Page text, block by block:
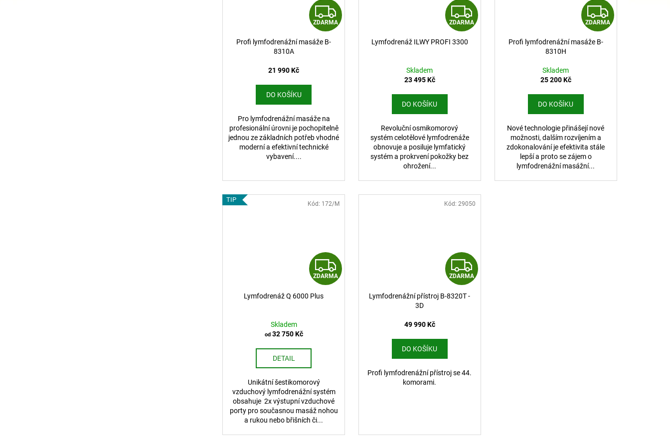
Z
D
ZDARMA
Profi lymfodrenážní masáže B-
8310A
21 990 Kč
DO KOŠÍKU
Pro lymfodrenážní masáže na
profesionální úrovni je pochopitelně
jednou ze základních potřeb vhodné
moderní a efektivní technické
vybavení....
Z
D
ZDARMA
Lymfodrenáž ILWY PROFI 3300
Skladem
23 495 Kč
DO KOŠÍKU
Revoluční osmikomorový
systém celotělové lymfodrenáže
obnovuje a posiluje lymfatický
systém a prokrvení pokožky bez
ohrožení...
Z
D
ZDARMA
Profi lymfodrenážní masáže B-
8310H
Skladem
25 200 Kč
DO KOŠÍKU
Nové technologie přinášejí nové
možnosti, dalším rozvíjením a
zdokonalování je efektivita stále
lepší a proto se zájem o
lymfodrenážní masážní...
TIP
Z
D
ZDARMA
Lymfodrenáž Q 6000 Plus
Skladem
od32 750 Kč
DETAIL
Unikátní šestikomorový
vzduchový lymfodrenážní systém
obsahuje 2x výstupní vzduchové
porty pro současnou masáž nohou
a rukou nebo břišních či...
Kód: 172/M
Z
D
ZDARMA
Lymfodrenážní přístroj B-8320T -
3D
49 990 Kč
DO KOŠÍKU
Profi lymfodrenážní přístroj se 44.
komorami.
Kód: 29050